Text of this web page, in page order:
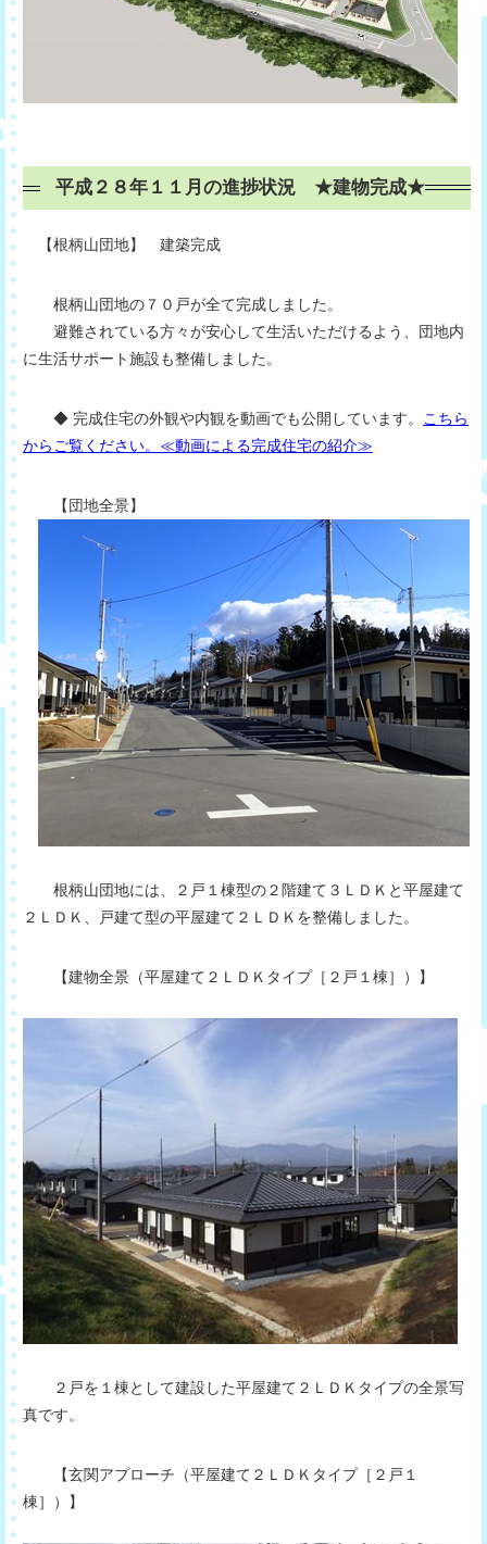
平成２８年１１月の進捗状況 ★建物完成★
【根柄山団地】 建築完成
根柄山団地の７０戸が全て完成しました。
避難されている方々が安心して生活いただけるよう、団地内
に生活サポート施設も整備しました。
◆ 完成住宅の外観や内観を動画でも公開しています。
こちら
からご覧ください。≪動画による完成住宅の紹介≫
【団地全景】
根柄山団地には、２戸１棟型の２階建て３ＬＤＫと平屋建て
２ＬＤＫ、戸建て型の平屋建て２ＬＤＫを整備しました。
【建物全景（平屋建て２ＬＤＫタイプ［２戸１棟］）】
２戸を１棟として建設した平屋建て２ＬＤＫタイプの全景写
真です。
【玄関アプローチ（平屋建て２ＬＤＫタイプ［２戸１
棟］）】